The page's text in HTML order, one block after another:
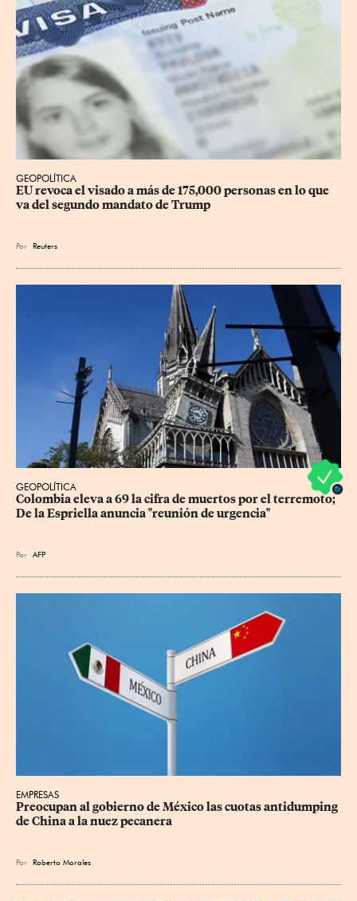
GEOPOLÍTICA
EU revoca el visado a más de 175,000 personas en lo que
va del segundo mandato de Trump
Por Reuters
GEOPOLÍTICA
Colombia eleva a 69 la cifra de muertos por el terremoto;
De la Espriella anuncia "reunión de urgencia"
Por AFP
EMPRESAS
Preocupan al gobierno de México las cuotas antidumping
de China a la nuez pecanera
Por Roberto Morales